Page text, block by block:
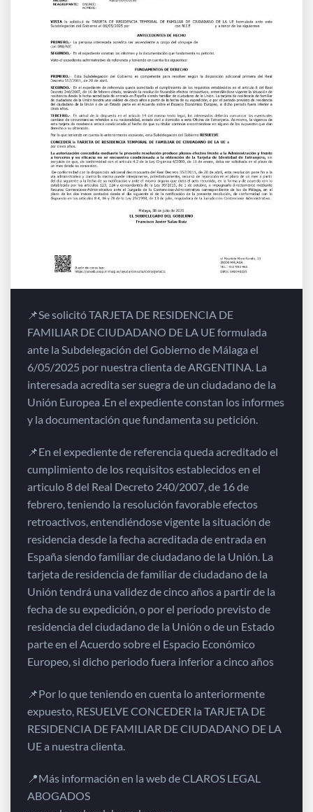
📌Se solicitó TARJETA DE RESIDENCIA DE
FAMILIAR DE CIUDADANO DE LA UE formulada
ante la Subdelegación del Gobierno de Málaga el
6/05/2025 por nuestra clienta de ARGENTINA. La
interesada acredita ser suegra de un ciudadano de la
Unión Europea .En el expediente constan los informes
y la documentación que fundamenta su petición.
📌En el expediente de referencia queda acreditado el
cumplimiento de los requisitos establecidos en el
articulo 8 del Real Decreto 240/2007, de 16 de
febrero, teniendo la resolución favorable efectos
retroactivos, entendiéndose vigente la situación de
residencia desde la fecha acreditada de entrada en
España siendo familiar de ciudadano de la Unión. La
tarjeta de residencia de familiar de ciudadano de la
Unión tendrá una validez de cinco años a partir de la
fecha de su expedición, o por el período previsto de
residencia del ciudadano de la Unión o de un Estado
parte en el Acuerdo sobre el Espacio Económico
Europeo, si dicho periodo fuera inferior a cinco años
📌Por lo que teniendo en cuenta lo anteriormente
expuesto, RESUELVE CONCEDER la TARJETA DE
RESIDENCIA DE FAMILIAR DE CIUDADANO DE LA
UE a nuestra clienta.
📍Más información en la web de CLAROS LEGAL
ABOGADOS